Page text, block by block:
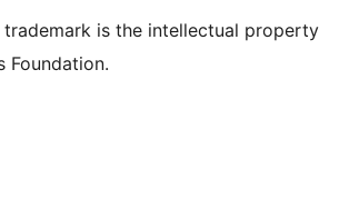
trademark is the intellectual property
Foundation.